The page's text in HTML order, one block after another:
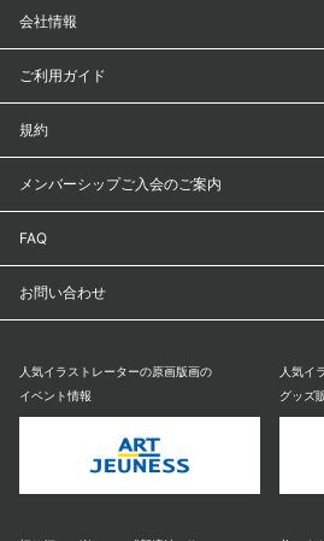
人気イラストレーターの原画版画の
イベント情報
人気イ
グッズ
会社情報
ご利用ガイド
規約
メンバーシップご入会のご案内
FAQ
お問い合わせ